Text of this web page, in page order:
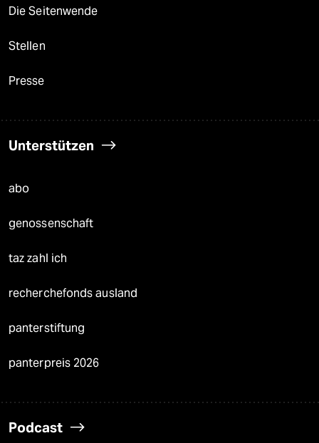
Die Seitenwende
Stellen
Presse
Unterstützen
abo
genossenschaft
taz zahl ich
recherchefonds ausland
panterstiftung
panterpreis 2026
Podcast